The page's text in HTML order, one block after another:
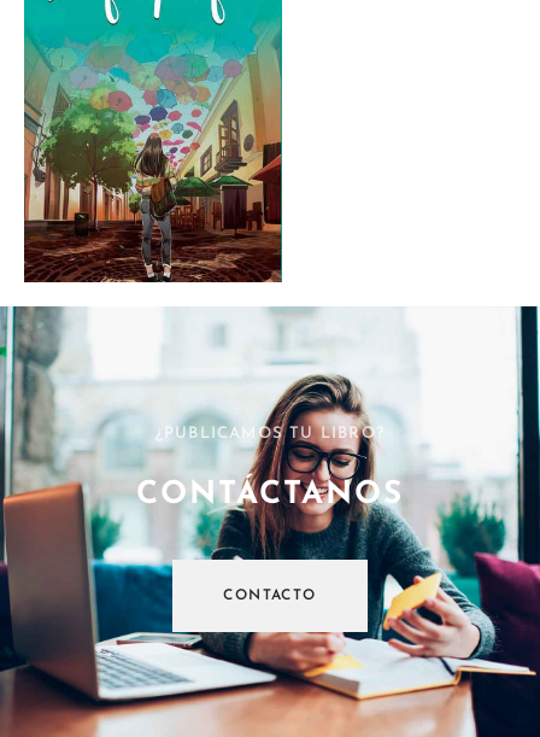
¿PUBLICAMOS TU LIBRO?
CONTÁCTANOS
CONTACTO